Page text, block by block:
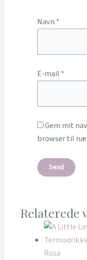
Navn *
E-mail *
Gem mit
browser til
Relaterede